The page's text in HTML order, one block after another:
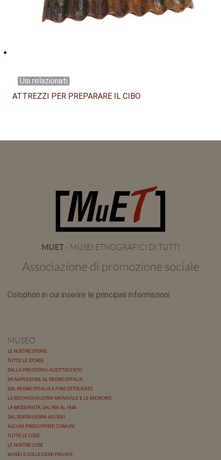
Usi relazionati
ATTREZZI PER PREPARARE IL CIBO
MUET - MUSEI ETNOGRAFICI DI TUTTI
Associazione di promozione sociale
Colophon in cui inserire le principali informazioni
MUSEO
LE NOSTRE STORIE
TUTTE LE STORIE
DALLA PREISTORIA ALL'OTTOCENTO
DA NAPOLEONE AL REGNO D'ITALIA
DAL REGNO D'ITALIA A FINE OTTOCENTO
LA SECONDA GUERRA MONDIALE E LE MEMORIE
LA MODERNITÀ, DAL 900 AL 1940
DAL DOPOGUERRA AD OGGI
ALCUNI PRESUPPOSTI COMUNI
TUTTE LE COSE
LE NOSTRE COSE
MUSEI E COLLEZIONI PRIVATE